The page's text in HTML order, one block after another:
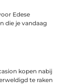
Edese
die je vandaag
kopen nabij
te raken